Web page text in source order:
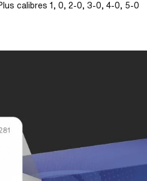
calibres 1, 0, 2-0, 3-0, 4-0, 5-0